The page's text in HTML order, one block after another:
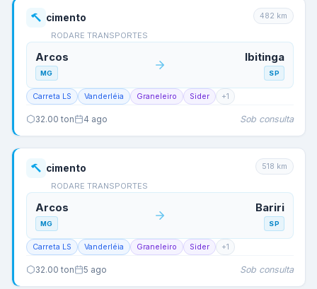
cimento
RODARE TRANSPORTES
482 km
Arcos
MG
Ibitinga
SP
Carreta LS Vanderléia Graneleiro Sider +1
32.00 ton 4 ago Sob consulta
cimento
RODARE TRANSPORTES
518 km
Arcos
MG
Bariri
SP
Carreta LS Vanderléia Graneleiro Sider +1
32.00 ton 5 ago Sob consulta